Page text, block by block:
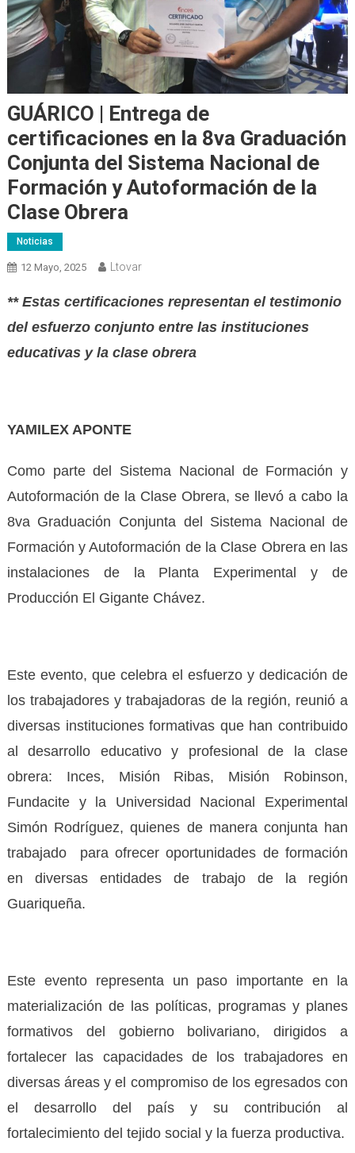
GUÁRICO | Entrega de
certificaciones en la 8va Graduación
Conjunta del Sistema Nacional de
Formación y Autoformación de la
Clase Obrera
Noticias
12 Mayo, 2025 Ltovar
** Estas certificaciones representan el testimonio
del esfuerzo conjunto entre las instituciones
educativas y la clase obrera
YAMILEX APONTE
Como parte del Sistema Nacional de Formación y
Autoformación de la Clase Obrera, se llevó a cabo la
8va Graduación Conjunta del Sistema Nacional de
Formación y Autoformación de la Clase Obrera en las
instalaciones de la Planta Experimental y de
Producción El Gigante Chávez.
Este evento, que celebra el esfuerzo y dedicación de
los trabajadores y trabajadoras de la región, reunió a
diversas instituciones formativas que han contribuido
al desarrollo educativo y profesional de la clase
obrera: Inces, Misión Ribas, Misión Robinson,
Fundacite y la Universidad Nacional Experimental
Simón Rodríguez, quienes de manera conjunta han
trabajado para ofrecer oportunidades de formación
en diversas entidades de trabajo de la región
Guariqueña.
Este evento representa un paso importante en la
materialización de las políticas, programas y planes
formativos del gobierno bolivariano, dirigidos a
fortalecer las capacidades de los trabajadores en
diversas áreas y el compromiso de los egresados con
el desarrollo del país y su contribución al
fortalecimiento del tejido social y la fuerza productiva.